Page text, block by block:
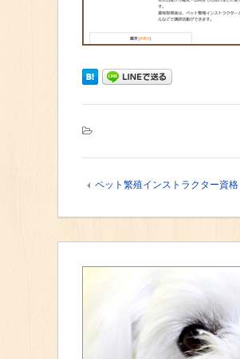
ペット繁殖インストラクター資格